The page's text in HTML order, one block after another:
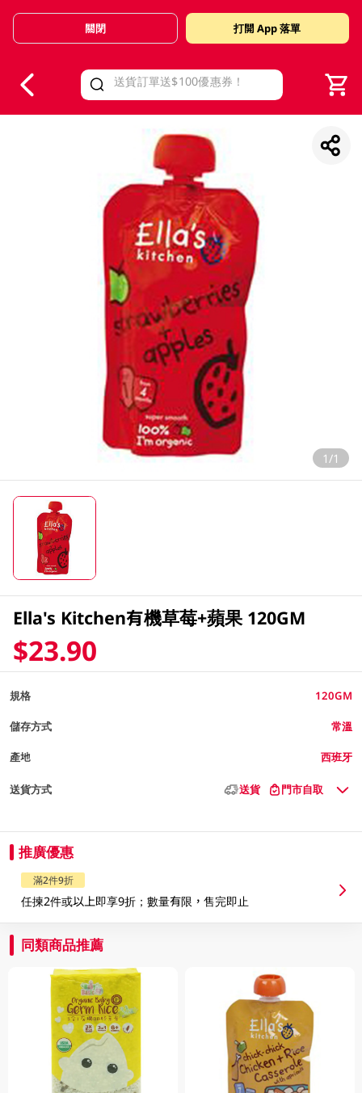
Valid Until 30 June 2026
關閉 打開 App 落單
1/1
Ella's Kitchen有機草莓+蘋果 120GM
$23.90
規格 120GM
儲存方式 常溫
產地 西班牙
送貨方式 送貨 門市自取
推廣優惠
滿2件9折
任揀2件或以上即享9折；數量有限，售完即止
同類商品推薦